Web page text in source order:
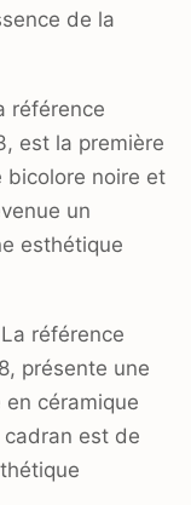
de la
référence
est la première
bicolore noire et
un
esthétique
référence
présente une
céramique
est de